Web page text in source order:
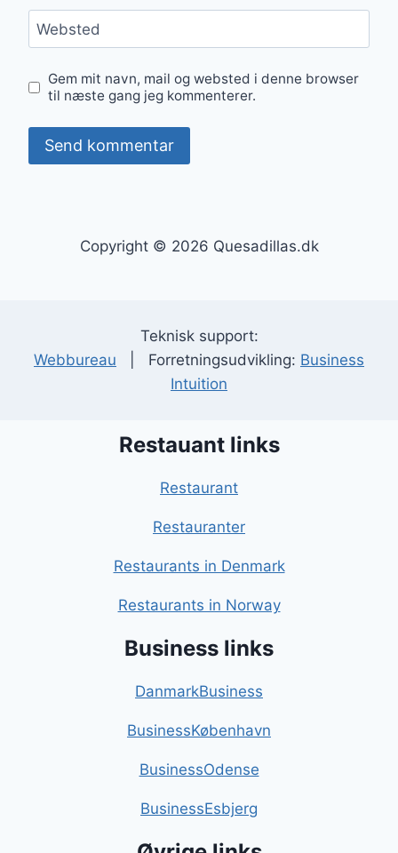
Websted
Gem mit navn, mail og websted i denne browser
til næste gang jeg kommenterer.
Copyright © 2026 Quesadillas.dk
Teknisk support:
Webbureau | Forretningsudvikling: Business
Intuition
Restauant links
Restaurant
Restauranter
Restaurants in Denmark
Restaurants in Norway
Business links
DanmarkBusiness
BusinessKøbenhavn
BusinessOdense
BusinessEsbjerg